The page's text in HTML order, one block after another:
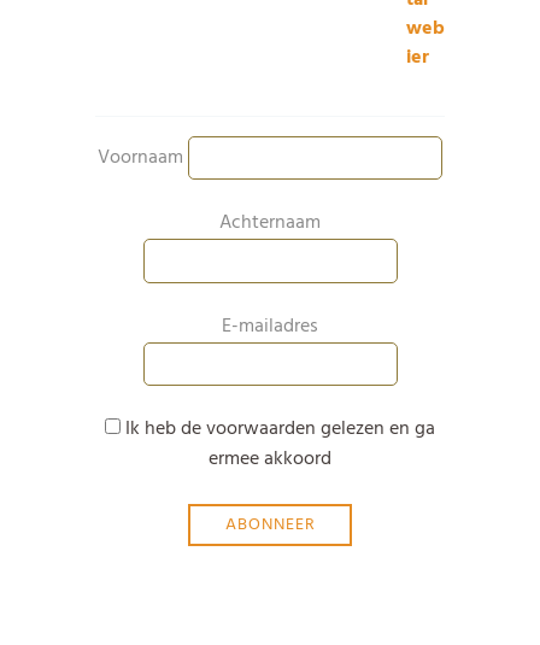
Voornaam
Achternaam
E-mailadres
Ik heb de voorwaarden gelezen en ga
ermee akkoord